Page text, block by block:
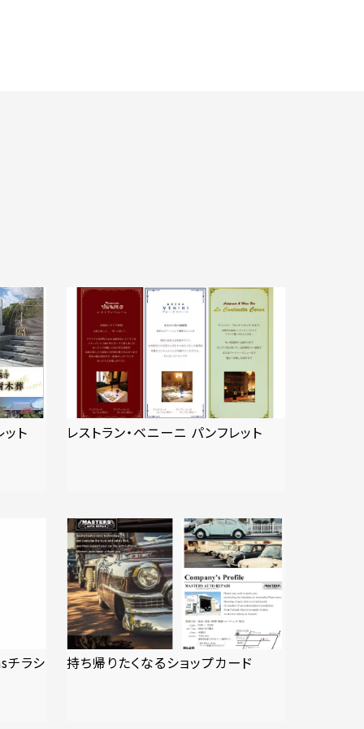
ト レストラン・ベニーニ パンフレット
チラシ 持ち帰りたくなるショップカード